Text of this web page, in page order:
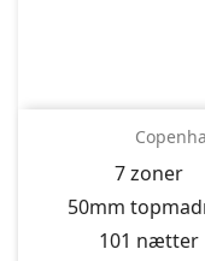
7 zoner
50mm
101 nætter